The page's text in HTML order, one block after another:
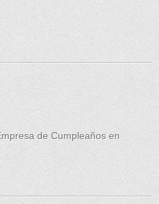
de Cumpleaños en